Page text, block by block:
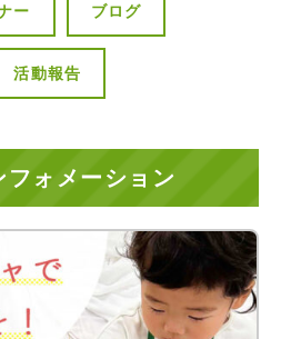
ー ブログ
活動報告
フォメーション